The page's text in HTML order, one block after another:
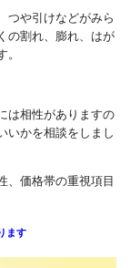
つや引けなどがみら
の割れ、膨れ、はが
は相性がありますの
いかを相談をしまし
、価格帯の重視項目
ます